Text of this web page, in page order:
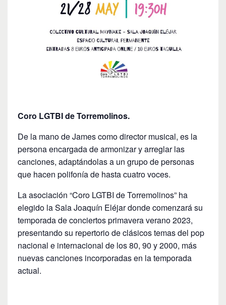
Coro LGTBI de Torremolinos.
De la mano de James como director musical, es la
persona encargada de armonizar y arreglar las
canciones, adaptándolas a un grupo de personas
que hacen polifonía de hasta cuatro voces.
La asociación “Coro LGTBI de Torremolinos” ha
elegido la Sala Joaquín Eléjar donde comenzará su
temporada de conciertos primavera verano 2023,
presentando su repertorio de clásicos temas del pop
nacional e internacional de los 80, 90 y 2000, más
nuevas canciones incorporadas en la temporada
actual.